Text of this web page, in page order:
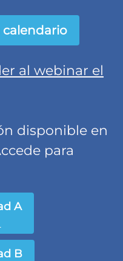
calendario
al webinar el
disponible en
para
A
B